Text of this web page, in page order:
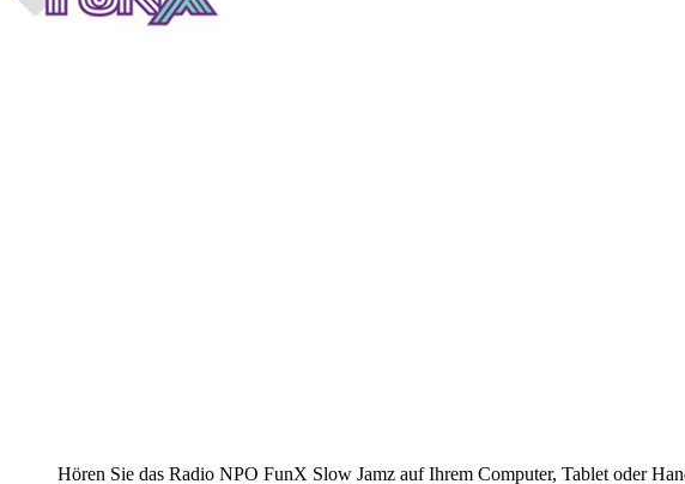
Hören Sie das Radio NPO FunX Slow Jamz auf Ihrem Computer, Tablet oder